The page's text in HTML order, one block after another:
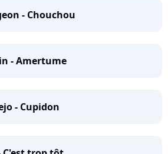
- Chouchou
- Amertume
- Cupidon